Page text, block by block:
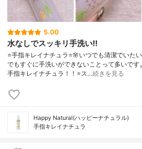
5.00
水なしでスッキリ手洗い‼️
⭐️手指キレイナチュラ⭐️🌸いつでも清潔でいた
でもすぐに手洗いができないことって多いです
手指キレイナチュラ！！⭐️ス…続きを見る
Happy Natural(ハッピーナチュラル)
手指キレイナチュラ